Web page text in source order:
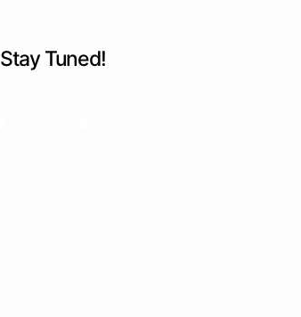
Stay Tuned!